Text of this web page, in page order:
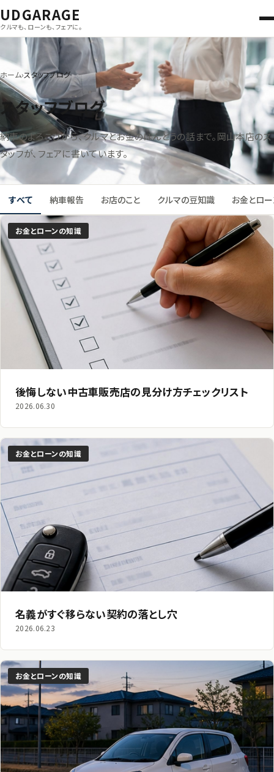
UDGARAGE
クルマも、ローンも、フェアに。
ホーム スタッフブログ
スタッフブログ
納車のよろこびから、クルマとお金のほんとうの話まで。岡山本店のス
タッフが、フェアに書いています。
すべて 納車報告 お店のこと クルマの豆知識 お金とロ
記事一覧
お金とローンの知識
後悔しない中古車販売店の見分け方チェックリスト
2026.06.30
お金とローンの知識
名義がすぐ移らない契約の落とし穴
2026.06.23
お金とローンの知識